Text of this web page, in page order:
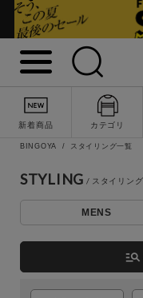
新着商品 カテゴリ
BINGOYA スタイリング一覧
STYLING
MENS
manage_search